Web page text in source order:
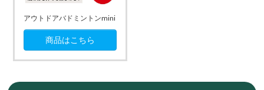
アウトドアバドミントンmini
商品はこちら